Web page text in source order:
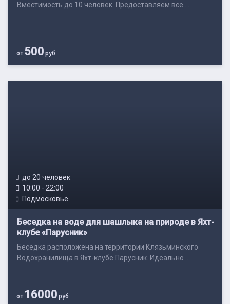
Вместимость до 10 человек. Предоставляем все ...
от500 руб
до 20 человек
10:00 - 22:00
Подмосковье
Беседка на воде для шашлыка на природе в Яхт-
клубе «Парусник»
Беседка расположена на территории Клязьминского
Водохранилища в Яхт-клубе Парусник. Идеально ...
от 16000 руб